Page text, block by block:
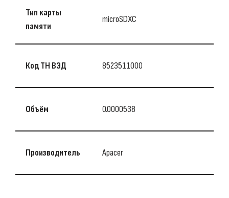
Тип карты
памяти
microSDXC
Код ТН ВЭД 8523511000
Объём 0.0000538
Производитель Apacer